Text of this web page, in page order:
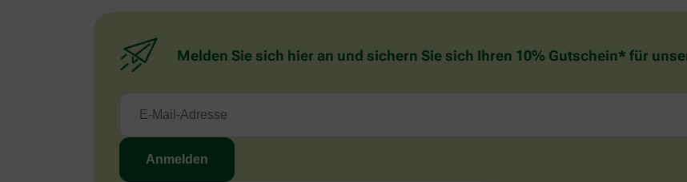
Melden Sie sich hier an und sichern Sie sich Ihren 10% Gutschein* für